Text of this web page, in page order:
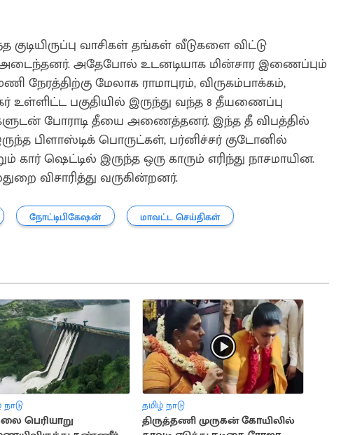
வாசிகள் தங்கள் வீடுகளை விட்டு
அதேபோல் உடனடியாக மின்சார இணைப்பும்
நேரத்திற்கு மேலாக ராமாபுரம், விருகம்பாக்கம்,
உள்ளிட்ட பகுதியில் இருந்து வந்த 8 தீயணைப்பு
போராடி தீயை அணைத்தனர். இந்த தீ விபத்தில்
பிளாஸ்டிக் பொருட்கள், பர்னிச்சர் குடோனில்
கார் ஷெட்டில் இருந்த ஒரு காரும் எரிந்து நாசமாயின.
விசாரித்து வருகின்றனர்.
நோட்டிபிகேஷன் மாவட்ட செய்திகள்
நாடு
பெரியாறு
தமிழ் நாடு
திருத்தணி முருகன் கோயிலில்